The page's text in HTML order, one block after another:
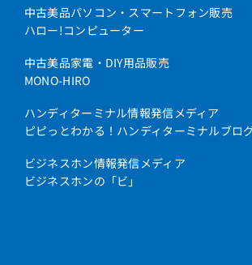
中古美品パソコン・スマートフォン販売
ハロー!コンピューター
中古美品家電・DIY用品販売
MONO-HIRO
ハンディターミナル情報発信メディア
ピピっとわかる！ハンディターミナルブロ
ビジネスホン情報発信メディア
ビジネスホンの「ビ」